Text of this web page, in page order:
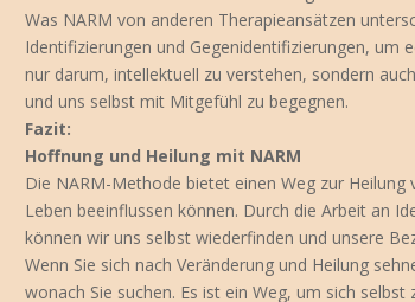
Was NARM von anderen Therapieansätzen
Identifizierungen und Gegenidentifizierungen, um
nur darum, intellektuell zu verstehen, sondern
und uns selbst mit Mitgefühl zu begegnen.
Fazit:
Hoffnung und Heilung mit NARM
Die NARM-Methode bietet einen Weg zur Heilung
Leben beeinflussen können. Durch die Arbeit an
können wir uns selbst wiederfinden und unsere
Wenn Sie sich nach Veränderung und Heilung
wonach Sie suchen. Es ist ein Weg, um sich